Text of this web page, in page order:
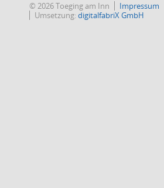
© 2026 Toeging am Inn
Impressum
Umsetzung:digitalfabriX GmbH